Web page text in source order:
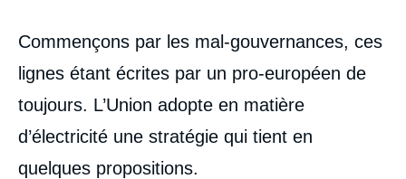
Corps
analyses
Commençons par les mal-gouvernances, ces
lignes étant écrites par un pro-européen de
toujours. L’Union adopte en matière
d’électricité une stratégie qui tient en
quelques propositions.